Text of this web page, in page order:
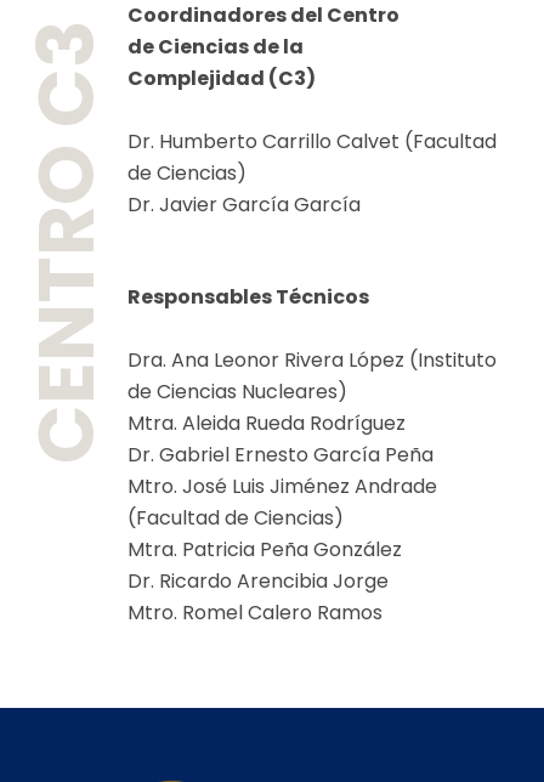
CENTRO C3
Coordinadores del Centro
de Ciencias de la
Complejidad (C3)
Dr. Humberto Carrillo Calvet (Facultad
de Ciencias)
Dr. Javier García García
Responsables Técnicos
Dra. Ana Leonor Rivera López (Instituto
de Ciencias Nucleares)
Mtra. Aleida Rueda Rodríguez
Dr. Gabriel Ernesto García Peña
Mtro. José Luis Jiménez Andrade
(Facultad de Ciencias)
Mtra. Patricia Peña González
Dr. Ricardo Arencibia Jorge
Mtro. Romel Calero Ramos